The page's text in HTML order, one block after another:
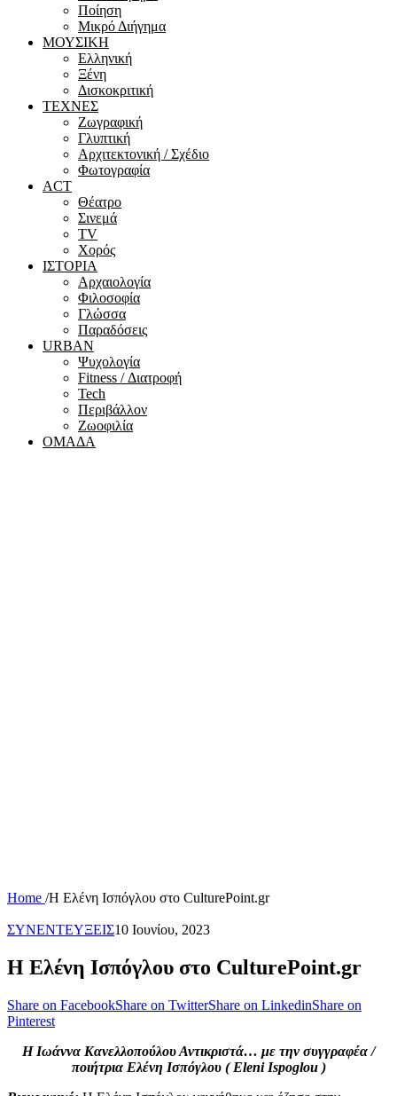
Ποίηση
Μικρό Διήγημα
ΜΟΥΣΙΚΗ
Ελληνική
Ξένη
Δισκοκριτική
ΤΕΧΝΕΣ
Ζωγραφική
Γλυπτική
Αρχιτεκτονική / Σχέδιο
Φωτογραφία
ACT
Θέατρο
Σινεμά
ΤV
Χορός
ΙΣΤΟΡΙΑ
Αρχαιολογία
Φιλοσοφία
Γλώσσα
Παραδόσεις
URBAN
Ψυχολογία
Fitness / Διατροφή
Tech
Περιβάλλον
Ζωοφιλία
ΟΜΑΔΑ
Home /Η Ελένη Ισπόγλου στο CulturePoint.gr
ΣΥΝΕΝΤΕΥΞΕΙΣ10 Ιουνίου, 2023
Η Ελένη Ισπόγλου στο CulturePoint.gr
Share on FacebookShare on TwitterShare on LinkedinShare on
Pinterest
Η Ιωάννα Κανελλοπούλου Αντικριστά… με την συγγραφέα /
ποιήτρια Ελένη Ισπόγλου ( Eleni Ispoglou )